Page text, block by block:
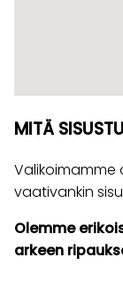
MITÄ
vaativankin
Olemme
arkeen